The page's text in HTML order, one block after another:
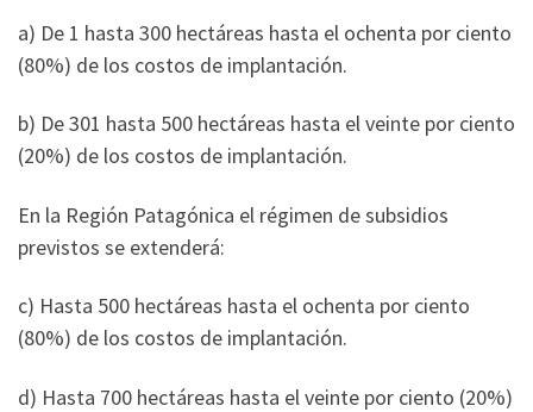
a) De 1 hasta 300 hectáreas hasta el ochenta por ciento
(80%) de los costos de implantación.
b) De 301 hasta 500 hectáreas hasta el veinte por ciento
(20%) de los costos de implantación.
En la Región Patagónica el régimen de subsidios
previstos se extenderá:
c) Hasta 500 hectáreas hasta el ochenta por ciento
(80%) de los costos de implantación.
d) Hasta 700 hectáreas hasta el veinte por ciento (20%)